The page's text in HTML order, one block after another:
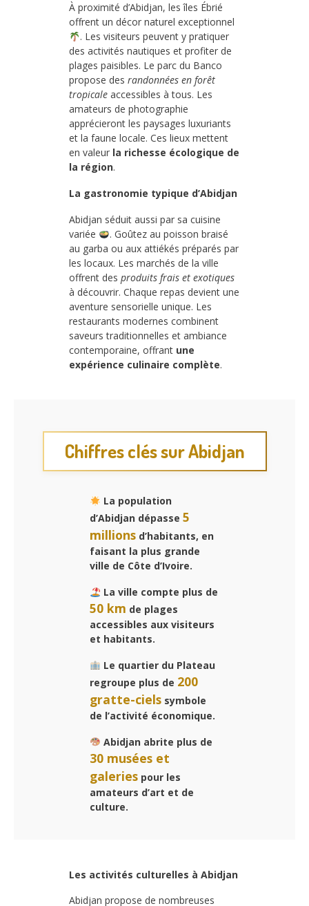
À proximité d’Abidjan, les îles Ébrié
offrent un décor naturel exceptionnel
. Les visiteurs peuvent y pratiquer
des activités nautiques et profiter de
plages paisibles. Le parc du Banco
propose des randonnées en forêt
tropicale accessibles à tous. Les
amateurs de photographie
apprécieront les paysages luxuriants
et la faune locale. Ces lieux mettent
en valeur la richesse écologique de
la région.
La gastronomie typique d’Abidjan
Abidjan séduit aussi par sa cuisine
variée
. Goûtez au poisson braisé
au garba ou aux attiékés préparés par
les locaux. Les marchés de la ville
offrent des produits frais et exotiques
à découvrir. Chaque repas devient une
aventure sensorielle unique. Les
restaurants modernes combinent
saveurs traditionnelles et ambiance
contemporaine, offrant une
expérience culinaire complète.
Chiffres clés sur Abidjan
La population
d’Abidjan dépasse 5
millions d’habitants, en
faisant la plus grande
ville de Côte d’Ivoire.
La ville compte plus de
50 km de plages
accessibles aux visiteurs
et habitants.
Le quartier du Plateau
regroupe plus de 200
gratte-ciels symbole
de l’activité économique.
Abidjan abrite plus de
30 musées et
galeries pour les
amateurs d’art et de
culture.
Les activités culturelles à Abidjan
Abidjan propose de nombreuses